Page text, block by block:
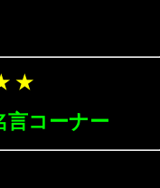
★
言コーナー